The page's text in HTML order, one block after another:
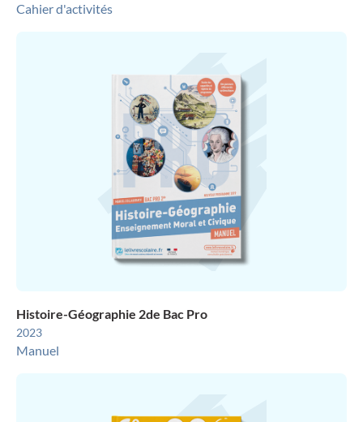
Cahier d'activités
Histoire-Géographie 2de Bac Pro
2023
Manuel